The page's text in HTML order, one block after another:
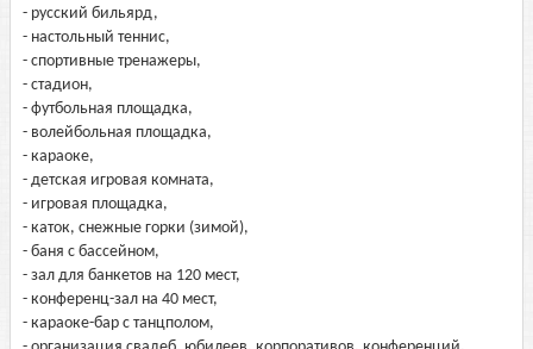
- русский бильярд,
- настольный теннис,
- спортивные тренажеры,
- стадион,
- футбольная площадка,
- волейбольная площадка,
- караоке,
- детская игровая комната,
- игровая площадка,
- каток, снежные горки (зимой),
- баня с бассейном,
- зал для банкетов на 120 мест,
- конференц-зал на 40 мест,
- караоке-бар с танцполом,